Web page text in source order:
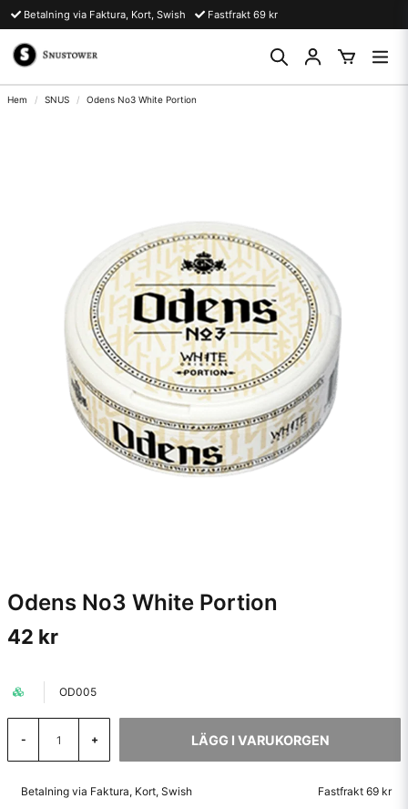
Betalning via Faktura, Kort, Swish Fastfrakt 69 kr
Hem SNUS Odens No3 White Portion
Odens No3 White Portion
42 kr
OD005
- + LÄGG I VARUKORGEN
Betalning via Faktura, Kort, Swish Fastfrakt 69 kr